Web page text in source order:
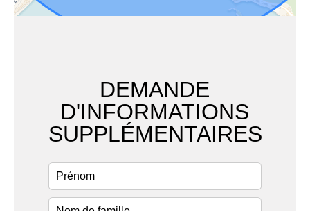
DEMANDE
D'INFORMATIONS
SUPPLÉMENTAIRES